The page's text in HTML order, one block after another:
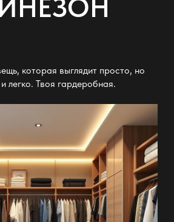
которая выглядит просто, но
легко. Твоя гардеробная.